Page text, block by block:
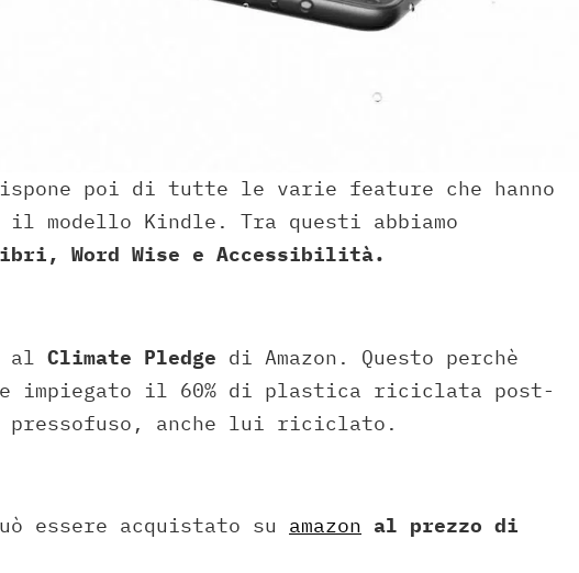
poi di tutte le varie feature che hanno
modello Kindle. Tra questi abbiamo
Word Wise e Accessibilità.
al Climate Pledge di Amazon. Questo perchè
impiegato il 60% di plastica riciclata post-
pressofuso, anche lui riciclato.
essere acquistato su amazon al prezzo di